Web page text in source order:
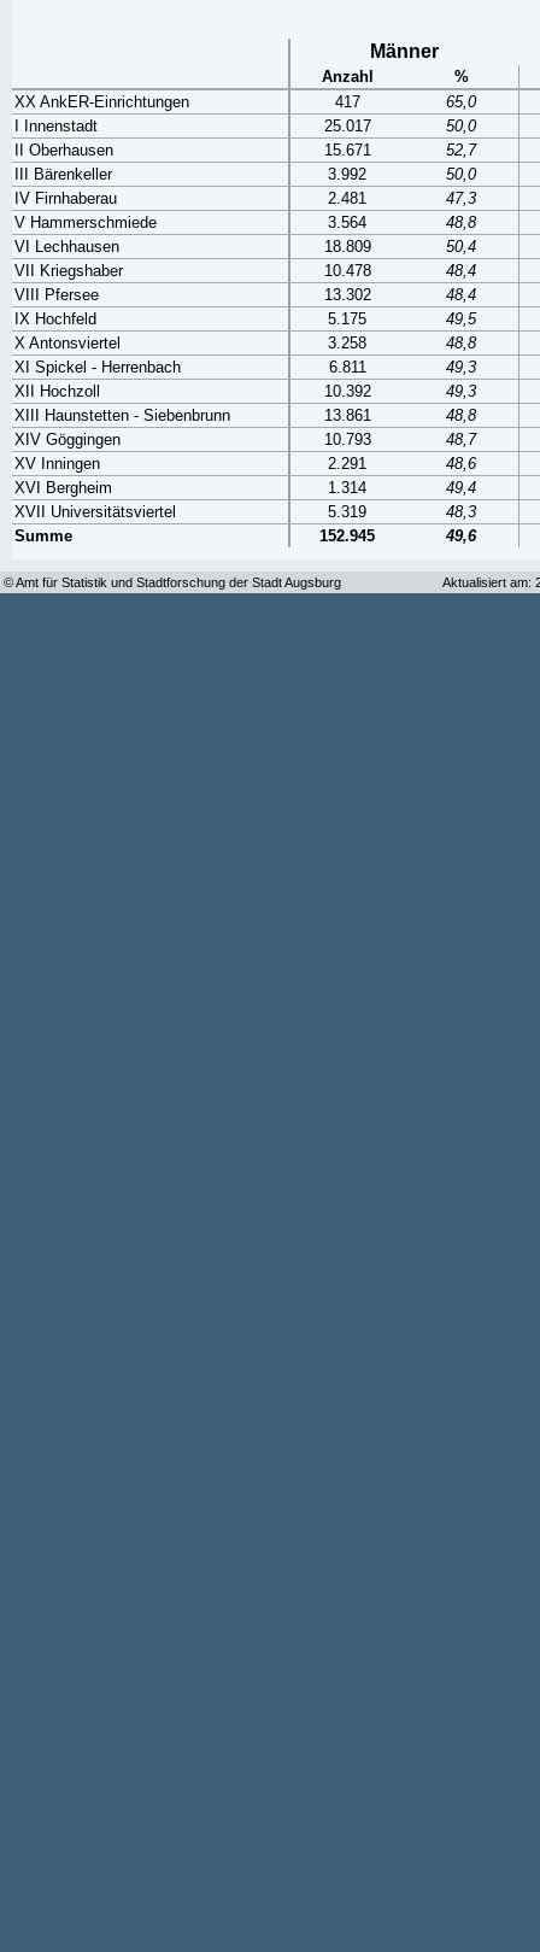
Männer
Anzahl
%
XX AnkER-Einrichtungen
417
65,0
I Innenstadt
25.017
50,0
II Oberhausen
15.671
52,7
III Bärenkeller
3.992
50,0
IV Firnhaberau
2.481
47,3
V Hammerschmiede
3.564
48,8
VI Lechhausen
18.809
50,4
VII Kriegshaber
10.478
48,4
VIII Pfersee
13.302
48,4
IX Hochfeld
5.175
49,5
X Antonsviertel
3.258
48,8
XI Spickel - Herrenbach
6.811
49,3
XII Hochzoll
10.392
49,3
XIII Haunstetten - Siebenbrunn
13.861
48,8
XIV Göggingen
10.793
48,7
XV Inningen
2.291
48,6
XVI Bergheim
1.314
49,4
XVII Universitätsviertel
5.319
48,3
Summe
152.945 49,6
© Amt für Statistik und Stadtforschung der Stadt Augsburg Aktualisiert am: